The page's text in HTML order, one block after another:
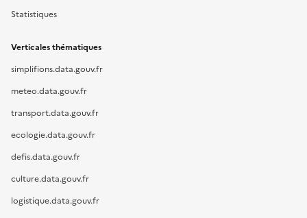
Statistiques
Verticales thématiques
simplifions.data.gouv.fr
meteo.data.gouv.fr
transport.data.gouv.fr
ecologie.data.gouv.fr
defis.data.gouv.fr
culture.data.gouv.fr
logistique.data.gouv.fr